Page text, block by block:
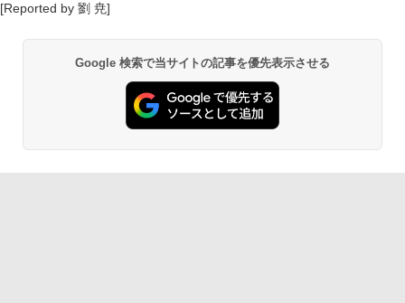
[Reported by 劉 尭]
Google 検索で当サイトの記事を優先表示させる